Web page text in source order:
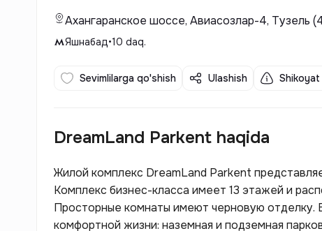
Ахангаранское шоссе, Авиасозлар-4, Тузель
Яшнабад•10 daq.
Sevimlilarga qo'shish Ulashish
DreamLand Parkent haqida
Жилой комплекс DreamLand Parkent
Комплекс бизнес-класса имеет 13 этажей и
Просторные комнаты имеют черновую отделку.
комфортной жизни: наземная и подземная